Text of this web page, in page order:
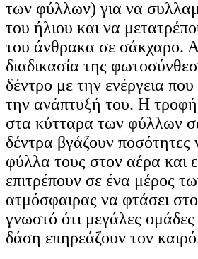
των φύλλων) για να
του ήλιου και να
του άνθρακα σε σάκχαρο.
διαδικασία της
δέντρο με την ενέργεια που
την ανάπτυξή του. Η
στα κύτταρα των φύλλων
δέντρα βγάζουν ποσότητες
φύλλα τους στον αέρα και
επιτρέπουν σε ένα μέρος
ατμόσφαιρας να φτάσει
γνωστό ότι μεγάλες
δάση επηρεάζουν τον